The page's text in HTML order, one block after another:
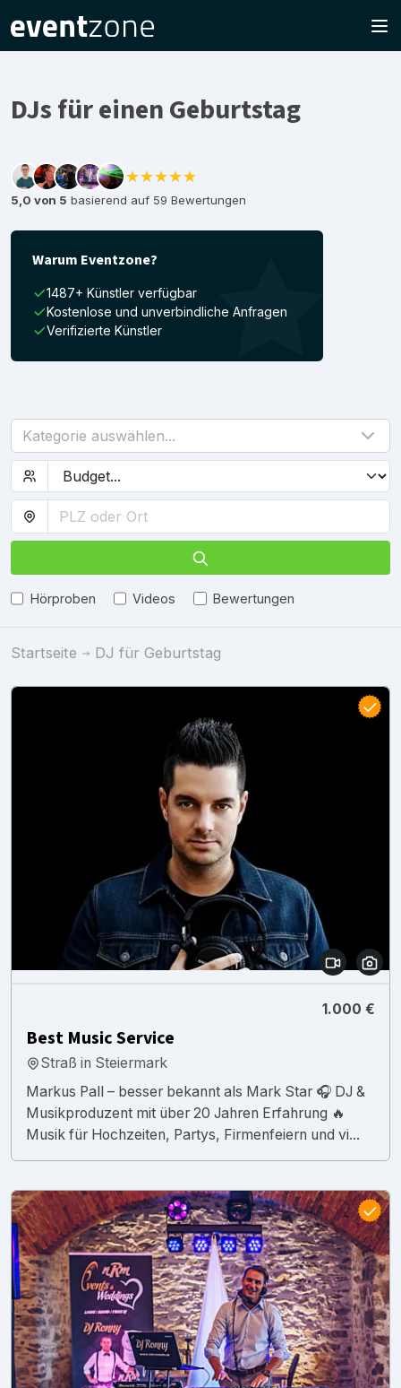
DJs für einen Geburtstag
★★★★★
5,0 von 5 basierend auf 59 Bewertungen
Warum Eventzone?
1487+ Künstler verfügbar
Kostenlose und unverbindliche Anfragen
Verifizierte Künstler
Kategorie auswählen...
Hörproben Videos Bewertungen
Startseite DJ für Geburtstag
1.000 €
Best Music Service
Straß in Steiermark
Markus Pall – besser bekannt als Mark Star 🎧 DJ &
Musikproduzent mit über 20 Jahren Erfahrung 🔥
Musik für Hochzeiten, Partys, Firmenfeiern und vi...